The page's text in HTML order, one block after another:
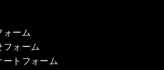
ォーム
フォーム
ートフォーム